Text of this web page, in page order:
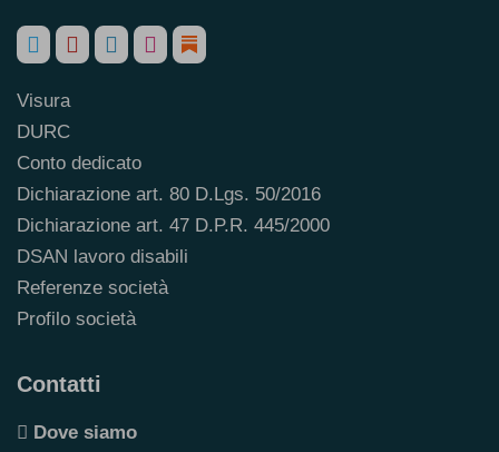
Visura
DURC
Conto dedicato
Dichiarazione art. 80 D.Lgs. 50/2016
Dichiarazione art. 47 D.P.R. 445/2000
DSAN lavoro disabili
Referenze società
Profilo società
Contatti
Dove siamo